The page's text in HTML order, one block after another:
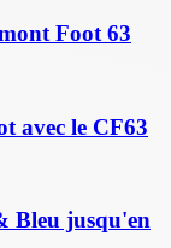
Foot 63
avec le CF63
Bleu jusqu'en